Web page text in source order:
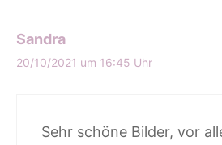
Sandra
20/10/2021 um 16:45 Uhr
Sehr schöne Bilder, vor